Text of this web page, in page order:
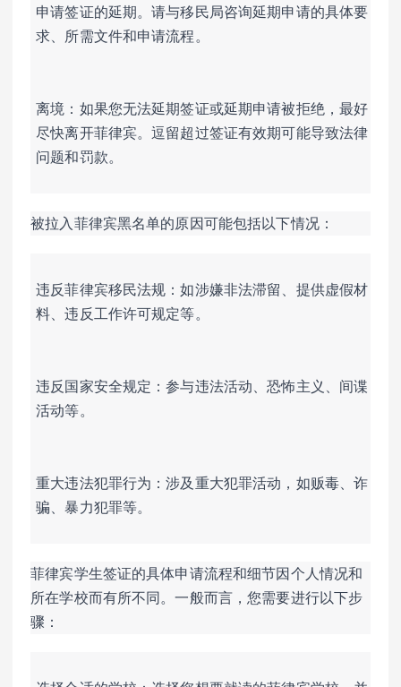
申请签证的延期。请与移民局咨询延期申请的具体要
求、所需文件和申请流程。
离境：如果您无法延期签证或延期申请被拒绝，最好
尽快离开菲律宾。逗留超过签证有效期可能导致法律
问题和罚款。
被拉入菲律宾黑名单的原因可能包括以下情况：
违反菲律宾移民法规：如涉嫌非法滞留、提供虚假材
料、违反工作许可规定等。
违反国家安全规定：参与违法活动、恐怖主义、间谍
活动等。
重大违法犯罪行为：涉及重大犯罪活动，如贩毒、诈
骗、暴力犯罪等。
菲律宾学生签证的具体申请流程和细节因个人情况和
所在学校而有所不同。一般而言，您需要进行以下步
骤：